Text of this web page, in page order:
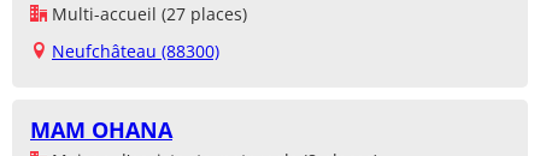
Multi-accueil (27 places)
Neufchâteau (88300)
MAM OHANA